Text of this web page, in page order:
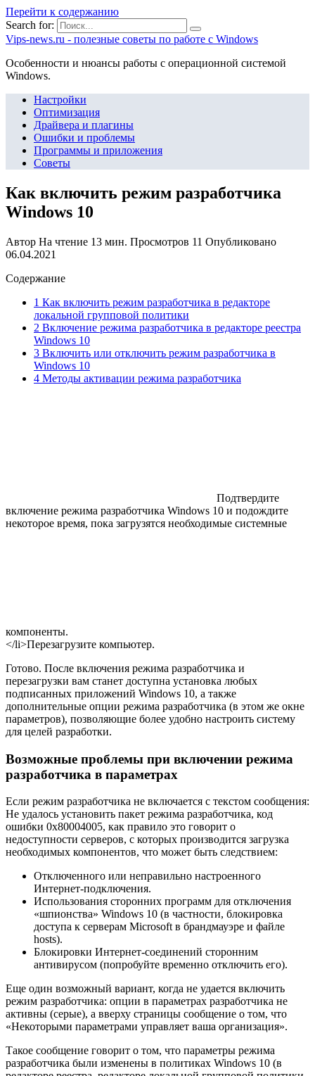
Перейти к содержанию
Search for:
Vips-news.ru - полезные советы по работе с Windows
Особенности и нюансы работы с операционной системой
Windows.
Настройки
Оптимизация
Драйвера и плагины
Ошибки и проблемы
Программы и приложения
Советы
Как включить режим разработчика
Windows 10
Автор На чтение 13 мин. Просмотров 11 Опубликовано
06.04.2021
Содержание
1 Как включить режим разработчика в редакторе
локальной групповой политики
2 Включение режима разработчика в редакторе реестра
Windows 10
3 Включить или отключить режим разработчика в
Windows 10
4 Методы активации режима разработчика
Подтвердите
включение режима разработчика Windows 10 и подождите
некоторое время, пока загрузятся необходимые системные
компоненты.
</li>Перезагрузите компьютер.
Готово. После включения режима разработчика и
перезагрузки вам станет доступна установка любых
подписанных приложений Windows 10, а также
дополнительные опции режима разработчика (в этом же окне
параметров), позволяющие более удобно настроить систему
для целей разработки.
Возможные проблемы при включении режима
разработчика в параметрах
Если режим разработчика не включается с текстом сообщения:
Не удалось установить пакет режима разработчика, код
ошибки 0x80004005, как правило это говорит о
недоступности серверов, с которых производится загрузка
необходимых компонентов, что может быть следствием:
Отключенного или неправильно настроенного
Интернет-подключения.
Использования сторонних программ для отключения
«шпионства» Windows 10 (в частности, блокировка
доступа к серверам Microsoft в брандмауэре и файле
hosts).
Блокировки Интернет-соединений сторонним
антивирусом (попробуйте временно отключить его).
Еще один возможный вариант, когда не удается включить
режим разработчика: опции в параметрах разработчика не
активны (серые), а вверху страницы сообщение о том, что
«Некоторыми параметрами управляет ваша организация».
Такое сообщение говорит о том, что параметры режима
разработчика были изменены в политиках Windows 10 (в